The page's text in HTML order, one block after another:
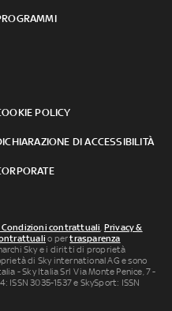
POLICY
DI ACCESSIBILITÀ
Condizioni contrattuali Privacy &
o pertrasparenza
Sky e i diritti di proprietà
di Sky international AG e sono
- Sky Italia Srl Via Monte Penice, 7 -
ISSN 3035-1537 e SkySport: ISSN